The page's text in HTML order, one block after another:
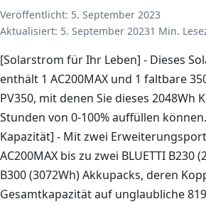
Veröffentlicht: 5. September 2023
Aktualisiert: 5. September 20231 Min.
[Solarstrom für Ihr Leben] - Dieses
enthält 1 AC200MAX und 1 faltbare
PV350, mit denen Sie dieses 2048Wh
Stunden von 0-100% auffüllen
Kapazität] - Mit zwei
AC200MAX bis zu zwei BLUETTI B230
B300 (3072Wh) Akkupacks, deren
Gesamtkapazität auf unglaubliche